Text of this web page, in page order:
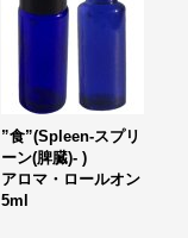
”食”(Spleen-スプリ
ーン(脾臓)- )
アロマ・ロールオン
5ml